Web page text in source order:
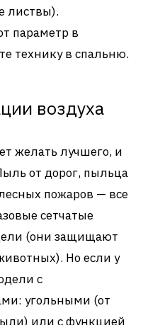
листвы).
параметр в
технику в спальню.
воздуха
желать лучшего, и
от дорог, пыльца
пожаров — все
сетчатые
(они защищают
Но если у
с
угольными (от
или с функцией